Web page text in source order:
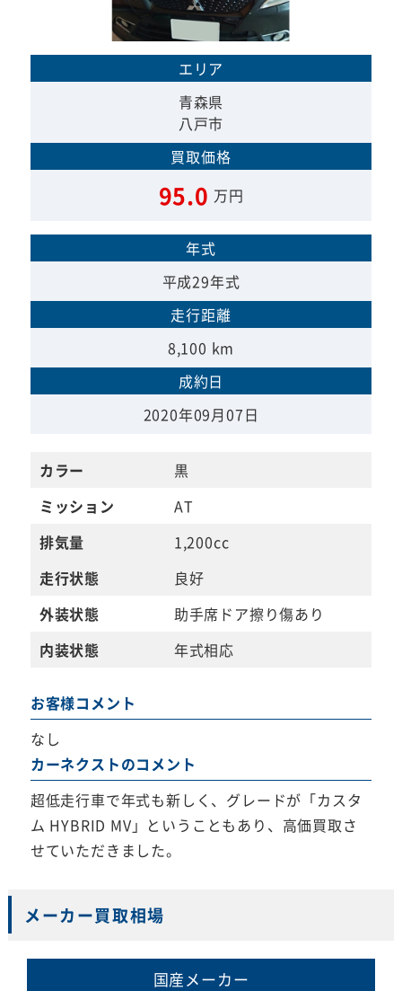
エリア
青森県
八戸市
買取価格
95.0 万円
年式
平成29年式
走行距離
8,100 km
成約日
2020年09月07日
カラー
黒
ミッション
AT
排気量
1,200cc
走行状態
良好
外装状態
助手席ドア擦り傷あり
内装状態
年式相応
お客様コメント
なし
カーネクストのコメント
超低走行車で年式も新しく、グレードが「カスタ
ム HYBRID MV」ということもあり、高価買取さ
せていただきました。
メーカー買取相場
国産メーカー